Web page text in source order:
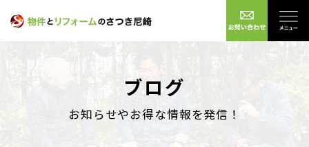
ブログ
お知らせやお得な情報を発信！